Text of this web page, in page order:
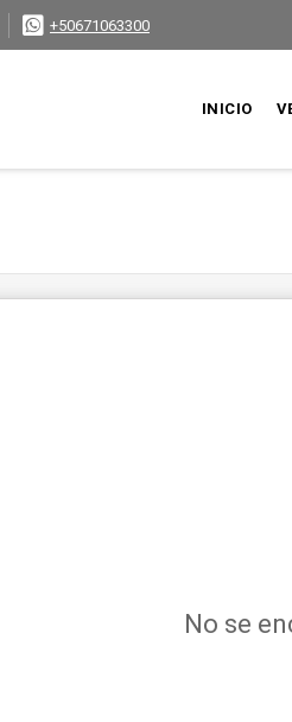
+50671063300
INICIO
No se